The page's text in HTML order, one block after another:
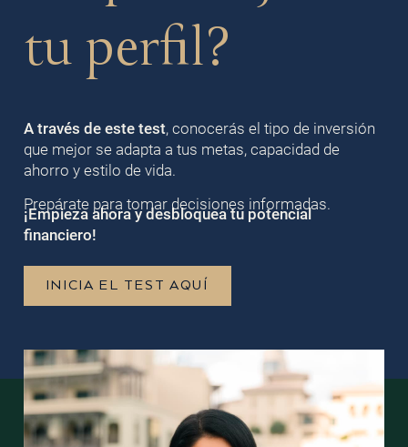
tu perfil?
A través de este test, conocerás el tipo de inversión
que mejor se adapta a tus metas, capacidad de
ahorro y estilo de vida.
Prepárate para tomar decisiones informadas.
¡Empieza ahora y desbloquea tu potencial
financiero!
INICIA EL TEST AQUÍ